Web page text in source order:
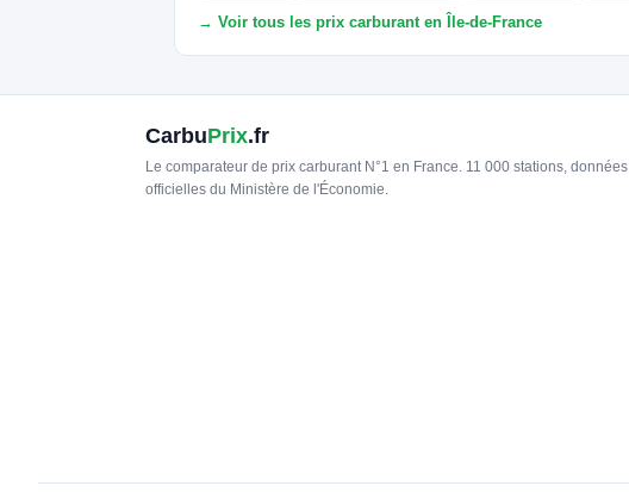
→ Voir tous les prix carburant en Île-de-France
CarbuPrix.fr
Le comparateur de prix carburant N°1 en France. 11 000 stations, données
officielles du Ministère de l'Économie.